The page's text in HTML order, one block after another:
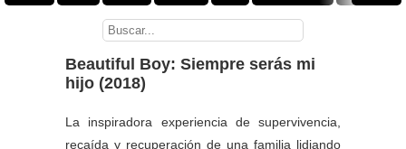
Romance Fantasía Drama Animación Crimen
Beautiful Boy: Siempre serás mi
hijo (2018)
La inspiradora experiencia de supervivencia,
recaída y recuperación de una familia lidiando